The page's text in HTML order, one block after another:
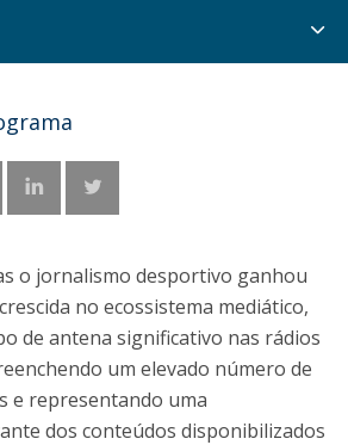
o jornalismo desportivo ganhou
no ecossistema mediático,
de antena significativo nas rádios
um elevado número de
e representando uma
dos conteúdos disponibilizados